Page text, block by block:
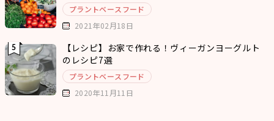
プラントベースフード
2021年02月18日
【レシピ】お家で作れる！ヴィーガンヨーグルト
のレシピ7選
プラントベースフード
2020年11月11日